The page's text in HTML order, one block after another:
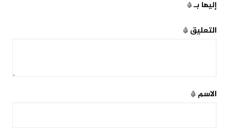
إليها بـ*
التعليق*
الاسم*